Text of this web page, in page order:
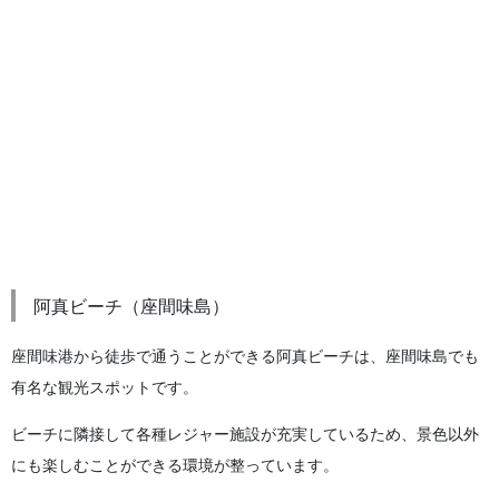
阿真ビーチ（座間味島）
座間味港から徒歩で通うことができる阿真ビーチは、座間味島でも
有名な観光スポットです。
ビーチに隣接して各種レジャー施設が充実しているため、景色以外
にも楽しむことができる環境が整っています。